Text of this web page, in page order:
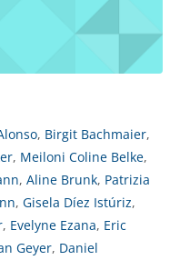
, Birgit Bachmaier,
, Meiloni Coline Belke,
, Aline Brunk, Patrizia
, Gisela Díez Istúriz,
, Evelyne Ezana, Eric
Geyer, Daniel